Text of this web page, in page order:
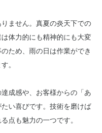
ません。真夏の炎天下での
体力的にも精神的にも大変
ため、雨の日は作業ができ
。
成感や、お客様からの「あ
い喜びです。技術を磨けば
点も魅力の一つです。